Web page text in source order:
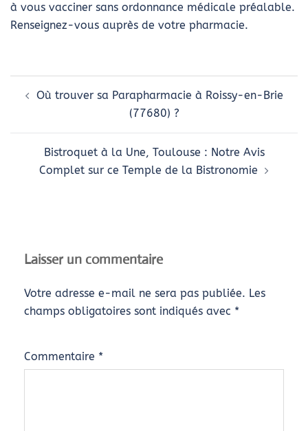
à vous vacciner sans ordonnance médicale préalable.
Renseignez-vous auprès de votre pharmacie.
d’article
Où trouver sa Parapharmacie à Roissy-en-Brie
(77680) ?
Bistroquet à la Une, Toulouse : Notre Avis
Complet sur ce Temple de la Bistronomie
Laisser un commentaire
Votre adresse e-mail ne sera pas publiée. Les
champs obligatoires sont indiqués avec *
Commentaire *